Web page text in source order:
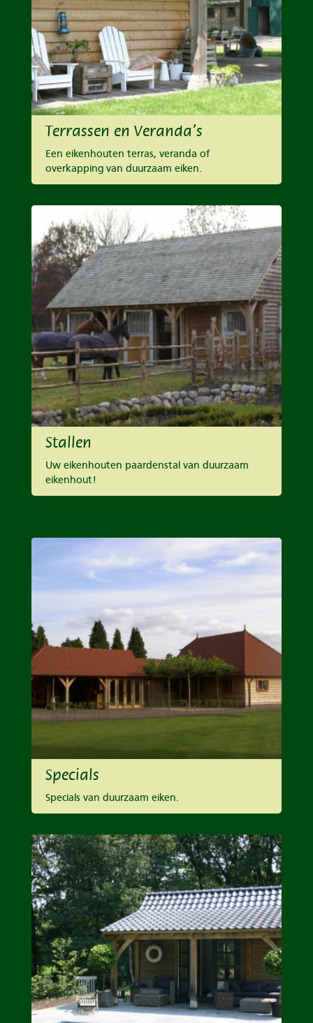
Terrassen en Veranda’s
Een eikenhouten terras, veranda of
overkapping van duurzaam eiken.
Stallen
Uw eikenhouten paardenstal van duurzaam
eikenhout!
Specials
Specials van duurzaam eiken.